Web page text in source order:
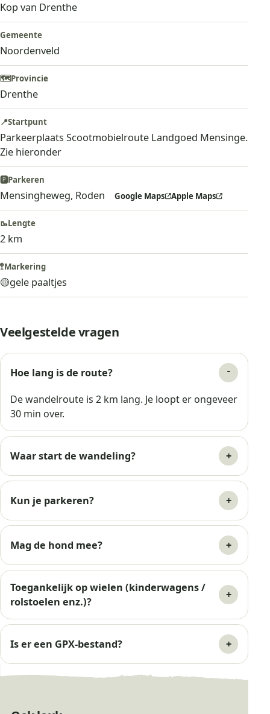
Veelgestelde vragen
Hoe lang is de route?
De wandelroute is 2 km lang. Je loopt er ongeveer
30 min over.
Waar start de wandeling?
Kun je parkeren?
Mag de hond mee?
Toegankelijk op wielen (kinderwagens /
rolstoelen enz.)?
Is er een GPX-bestand?
Kop van Drenthe
Gemeente
Noordenveld
🗺️Provincie
Drenthe
📍Startpunt
Parkeerplaats Scootmobielroute Landgoed Mensinge.
Zie hieronder
🅿️Parkeren
Mensingheweg, Roden Google Maps Apple Maps
🥾Lengte
2 km
🚏Markering
🟡gele paaltjes